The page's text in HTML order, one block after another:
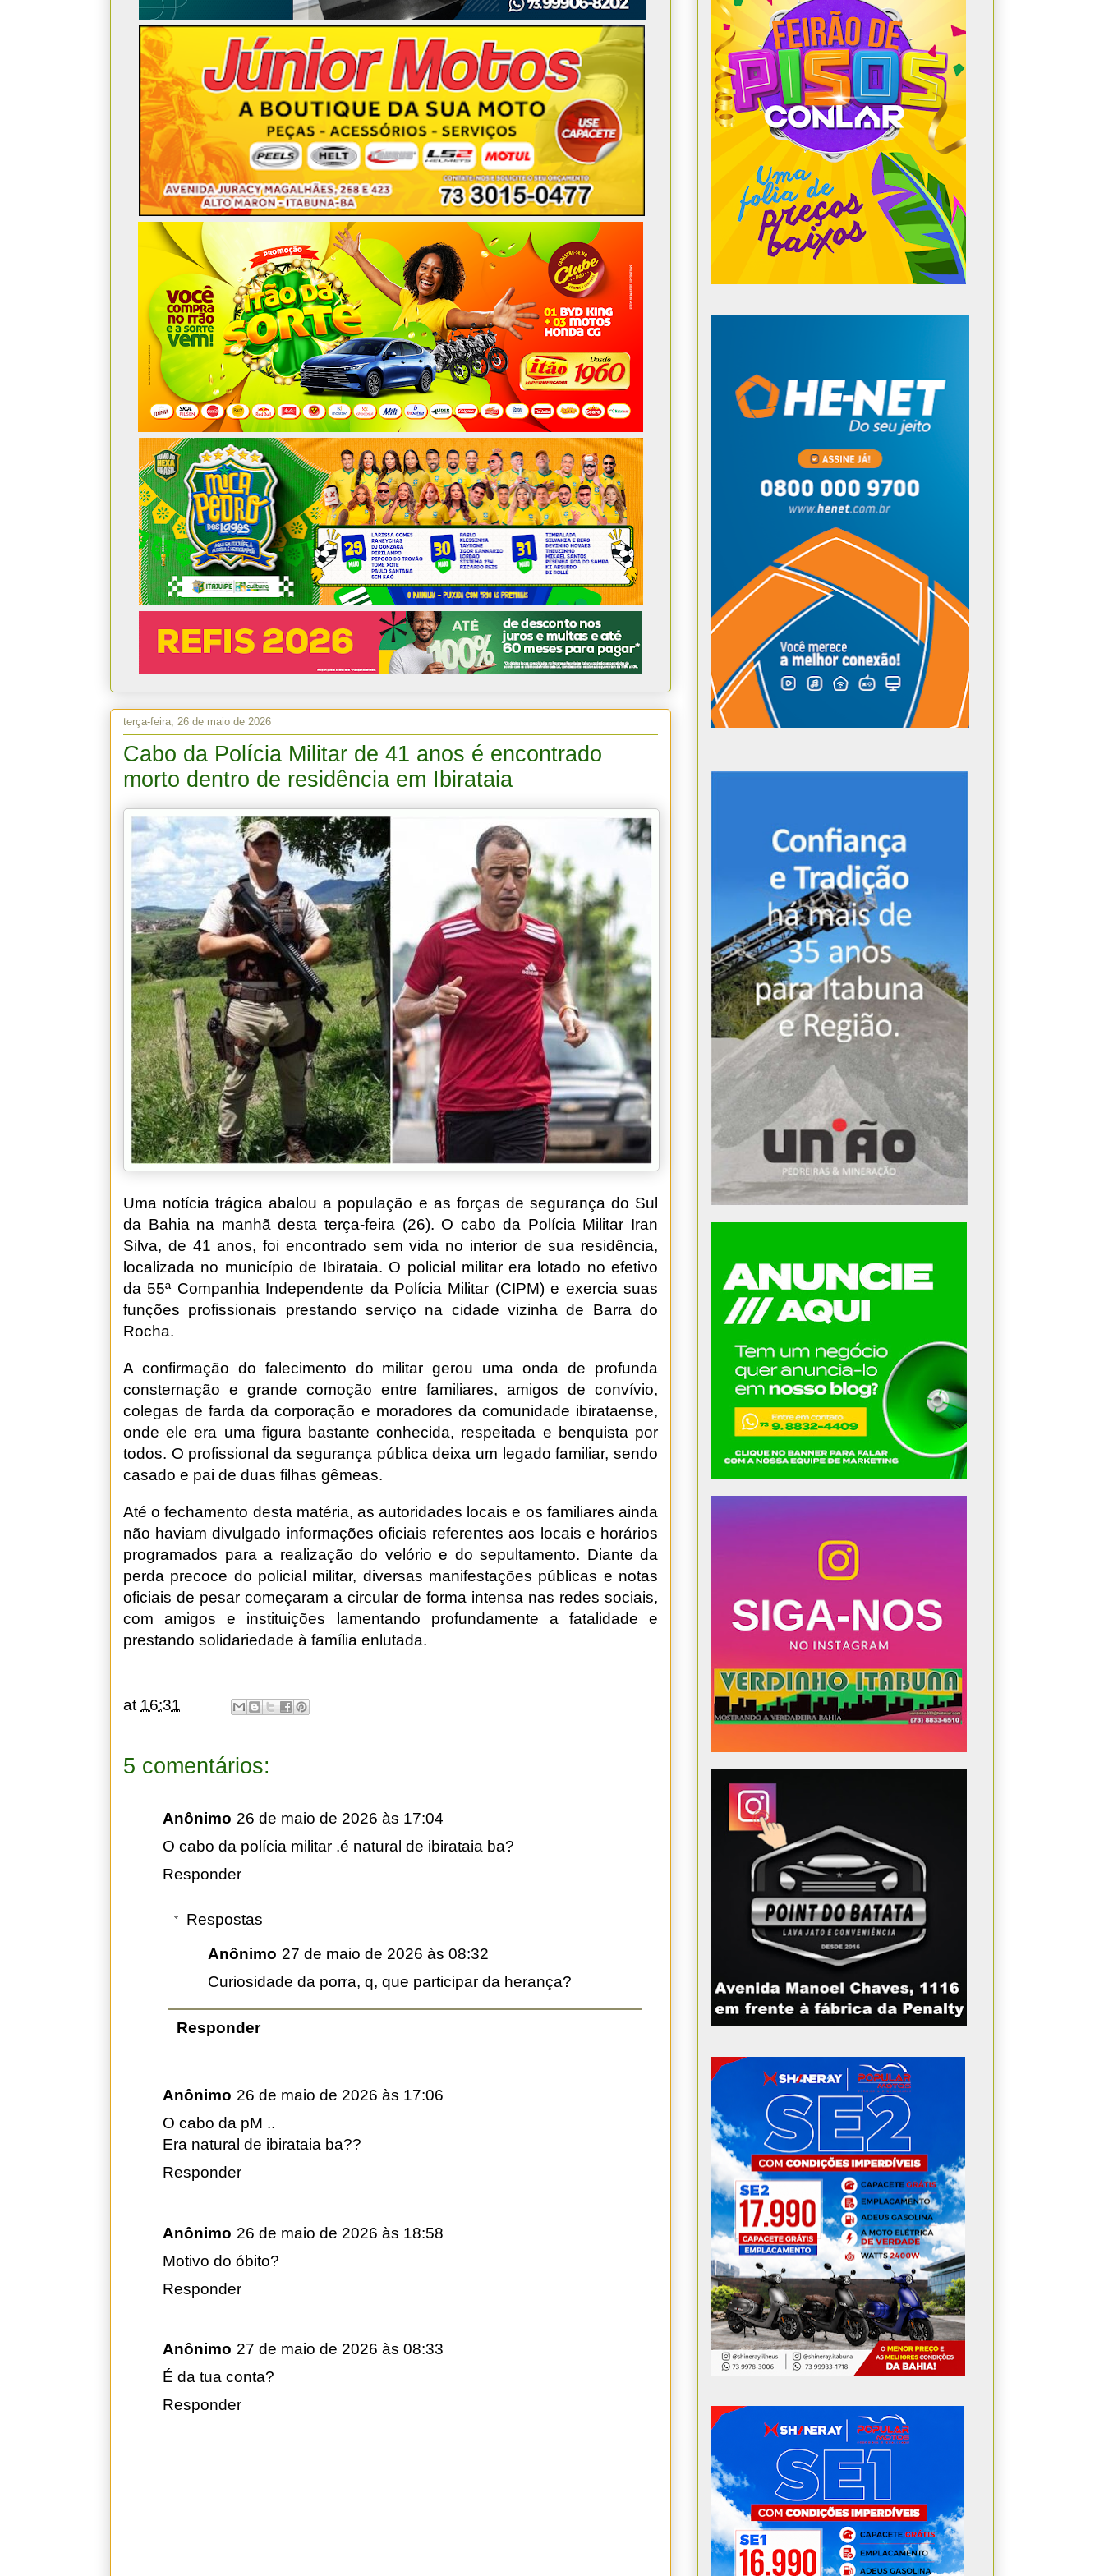
terça-feira, 26 de maio de 2026
Cabo da Polícia Militar de 41 anos é encontrado
morto dentro de residência em Ibirataia
Uma notícia trágica abalou a população e as forças de segurança do Sul
da Bahia na manhã desta terça-feira (26). O cabo da Polícia Militar Iran
Silva, de 41 anos, foi encontrado sem vida no interior de sua residência,
localizada no município de Ibirataia. O policial militar era lotado no efetivo
da 55ª Companhia Independente da Polícia Militar (CIPM) e exercia suas
funções profissionais prestando serviço na cidade vizinha de Barra do
Rocha.
A confirmação do falecimento do militar gerou uma onda de profunda
consternação e grande comoção entre familiares, amigos de convívio,
colegas de farda da corporação e moradores da comunidade ibirataense,
onde ele era uma figura bastante conhecida, respeitada e benquista por
todos. O profissional da segurança pública deixa um legado familiar, sendo
casado e pai de duas filhas gêmeas.
Até o fechamento desta matéria, as autoridades locais e os familiares ainda
não haviam divulgado informações oficiais referentes aos locais e horários
programados para a realização do velório e do sepultamento. Diante da
perda precoce do policial militar, diversas manifestações públicas e notas
oficiais de pesar começaram a circular de forma intensa nas redes sociais,
com amigos e instituições lamentando profundamente a fatalidade e
prestando solidariedade à família enlutada.
at 16:31
5 comentários:
Anônimo 26 de maio de 2026 às 17:04
O cabo da polícia militar .é natural de ibirataia ba?
Responder
Respostas
Anônimo 27 de maio de 2026 às 08:32
Curiosidade da porra, q, que participar da herança?
Responder
Anônimo 26 de maio de 2026 às 17:06
O cabo da pM ..
Era natural de ibirataia ba??
Responder
Anônimo 26 de maio de 2026 às 18:58
Motivo do óbito?
Responder
Anônimo 27 de maio de 2026 às 08:33
É da tua conta?
Responder